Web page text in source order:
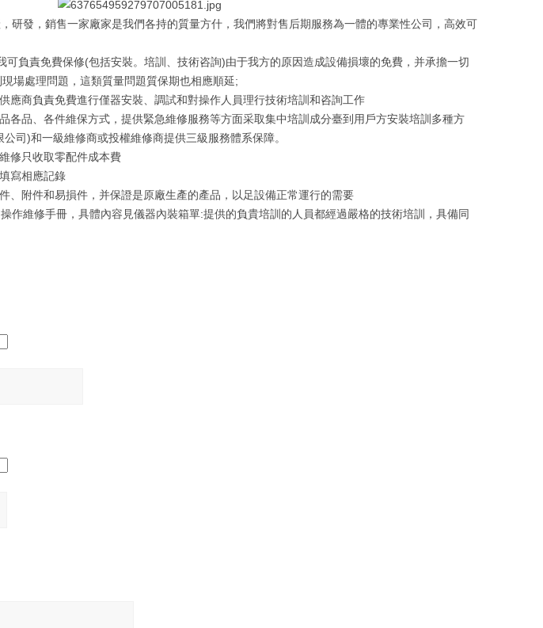
研發，銷售一家廠家是我們各持的質量方什，我們將對售后期服務為一體的專業性公司，高效可
可負責免費保修(包括安裝。培訓、技術咨詢)由于我方的原因造成設備損壞的免費，并承擔一切
場處理問題，這類質量問題質保期也相應順延;
應商負責免費進行僅器安裝、調試和對操作人員理行技術培訓和咨詢工作
各品、各件維保方式，提供緊急維修服務等方面采取集中培訓成分臺到用戶方安裝培訓多種方
司)和一級維修商或投權維修商提供三級服務體系保障。
修只收取零配件成本費
寫相應記錄
、附件和易損件，并保證是原廠生產的產品，以足設備正常運行的需要
作維修手冊，具體內容見儀器內裝箱單:提供的負貴培訓的人員都經過嚴格的技術培訓，具備同